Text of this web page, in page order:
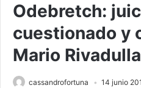
Odebretch:
cuestionado y
Mario Rivadulla
cassandrofortuna 14 junio